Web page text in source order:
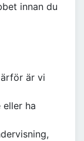
innan du
är vi
ha